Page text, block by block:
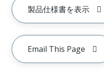
製品仕様書を表示
Email This Page